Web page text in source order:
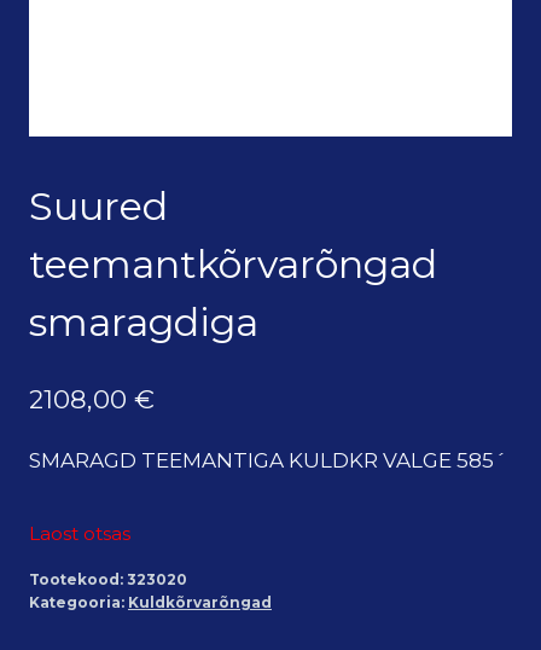
Suured
teemantkõrvarõngad
smaragdiga
2108,00 €
SMARAGD TEEMANTIGA KULDKR VALGE 585´
Laost otsas
Tootekood: 323020
Kategooria: Kuldkõrvarõngad